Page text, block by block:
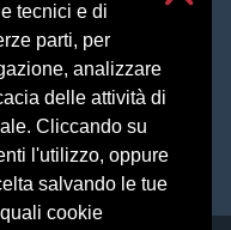
tecnici e di
parti, per
analizzare
delle attività di
Cliccando su
l'utilizzo, oppure
salvando le tue
cookie